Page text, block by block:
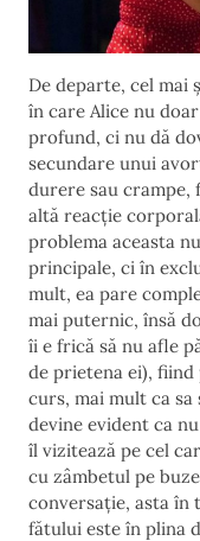
De departe, cel mai
în care Alice nu
profund, ci nu dă
secundare unui
durere sau crampe,
altă reacție
problema aceasta
principale, ci în
mult, ea pare
mai puternic, însă
îi e frică să nu afle
de prietena ei), fiind
curs, mai mult ca sa
devine evident ca
îl vizitează pe cel
cu zâmbetul pe
conversație, asta în
fătului este în plina